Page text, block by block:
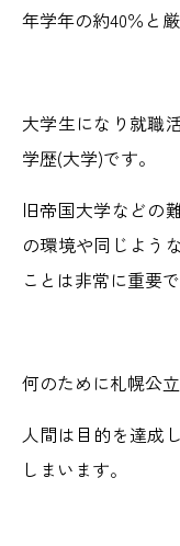
年学年の約40％と
大学生になり就職
学歴(大学)です。
旧帝国大学などの
の環境や同じよう
ことは非常に重要
何のために札幌公
人間は目的を達成
しまいます。